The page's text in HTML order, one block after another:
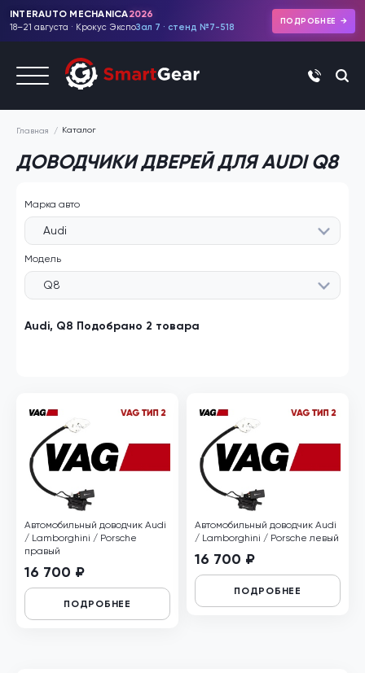
INTERAUTO MECHANICA2026
18–21 августа · Крокус ЭкспоЗал 7 · стенд №7-518
ПОДРОБНЕЕ
+7 (495)
Главная Каталог
ДОВОДЧИКИ ДВЕРЕЙ ДЛЯ AUDI Q8
Марка авто
Audi
Модель
Q8
Audi, Q8 Подобрано 2 товара
Автомобильный доводчик Audi
/ Lamborghini / Porsche
правый
16 700 ₽
ПОДРОБНЕЕ
Автомобильный доводчик Audi
/ Lamborghini / Porsche левый
16 700 ₽
ПОДРОБНЕЕ